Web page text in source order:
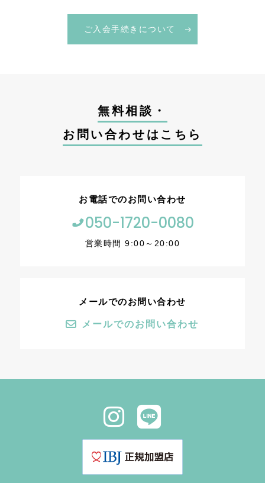
ご入会手続きについて
無料相談・
お問い合わせはこちら
お電話でのお問い合わせ
050-1720-0080
営業時間 9:00～20:00
メールでのお問い合わせ
メールでのお問い合わせ